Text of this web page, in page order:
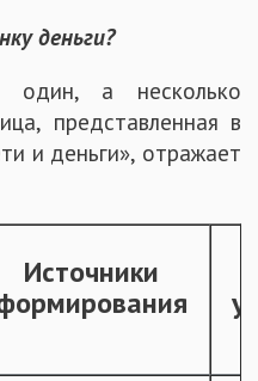
деньги?
один, а несколько
представленная в
и деньги», отражает
Источники